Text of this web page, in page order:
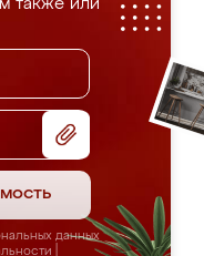
также или
данных